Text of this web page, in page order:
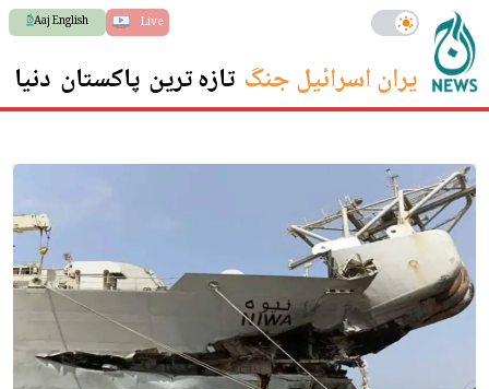
Live
Aaj English
ایران اسرائیل جنگ تازہ ترین پاکستان دنیا